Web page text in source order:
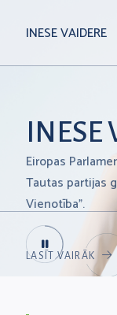
INESE VAIDERE
Eiropas
Tautas partijas
Vienotība".
LASĪT VAIRĀK